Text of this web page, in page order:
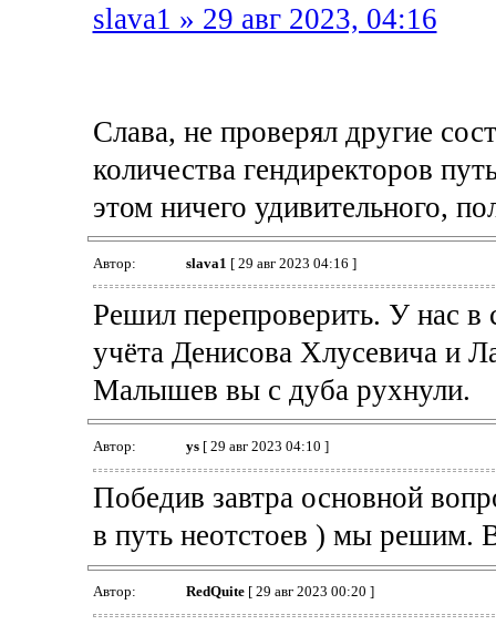
slava1 » 29 авг 2023, 04:16
Слава, не проверял другие
количества гендиректоров
этом ничего удивительного,
Автор: slava1 [ 29 авг 2023 04:16 ]
Решил перепроверить. У нас в
учёта Денисова Хлусевича и
Малышев вы с дуба рухнули.
Автор: ys[ 29 авг 2023 04:10 ]
Победив завтра основной
в путь неотстоев ) мы решим.
Автор: RedQuite[ 29 авг 2023 00:20 ]